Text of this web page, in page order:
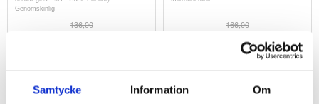
Samtycke Information Om
Genomskinlig
136,00 166,00
218563